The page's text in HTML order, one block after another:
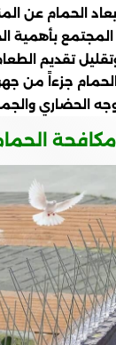
الحمام عن
المجتمع بأهمية
تقديم
جزءاً من
الحضاري